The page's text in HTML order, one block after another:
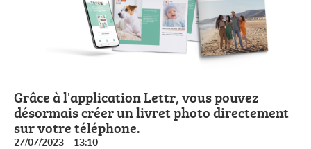
Grâce à l'application Lettr, vous pouvez
désormais créer un livret photo directement
sur votre téléphone.
27/07/2023 - 13:10